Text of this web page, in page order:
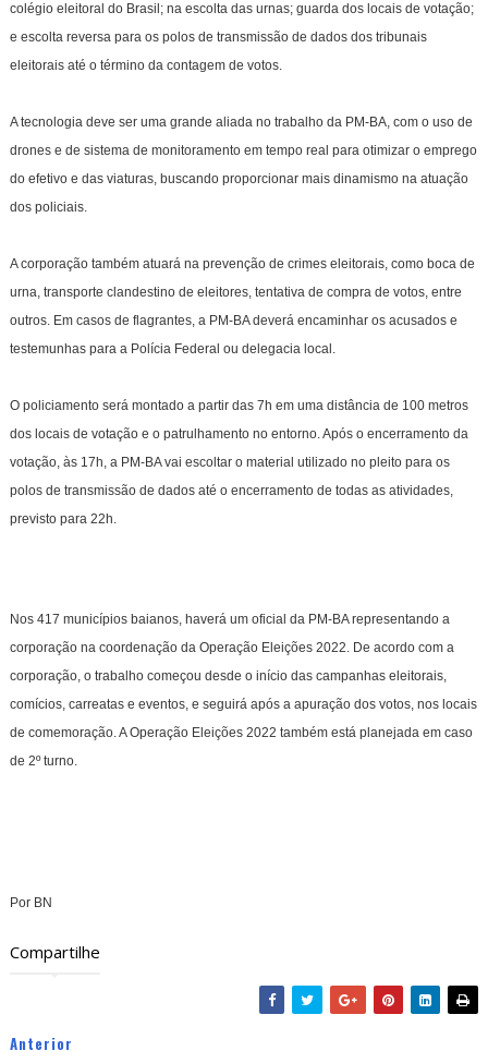
colégio eleitoral do Brasil; na escolta das urnas; guarda dos locais de votação;
e escolta reversa para os polos de transmissão de dados dos tribunais
eleitorais até o término da contagem de votos.
A tecnologia deve ser uma grande aliada no trabalho da PM-BA, com o uso de
drones e de sistema de monitoramento em tempo real para otimizar o emprego
do efetivo e das viaturas, buscando proporcionar mais dinamismo na atuação
dos policiais.
A corporação também atuará na prevenção de crimes eleitorais, como boca de
urna, transporte clandestino de eleitores, tentativa de compra de votos, entre
outros. Em casos de flagrantes, a PM-BA deverá encaminhar os acusados e
testemunhas para a Polícia Federal ou delegacia local.
O policiamento será montado a partir das 7h em uma distância de 100 metros
dos locais de votação e o patrulhamento no entorno. Após o encerramento da
votação, às 17h, a PM-BA vai escoltar o material utilizado no pleito para os
polos de transmissão de dados até o encerramento de todas as atividades,
previsto para 22h.
Nos 417 municípios baianos, haverá um oficial da PM-BA representando a
corporação na coordenação da Operação Eleições 2022. De acordo com a
corporação, o trabalho começou desde o início das campanhas eleitorais,
comícios, carreatas e eventos, e seguirá após a apuração dos votos, nos locais
de comemoração. A Operação Eleições 2022 também está planejada em caso
de 2º turno.
Por BN
Compartilhe
Anterior